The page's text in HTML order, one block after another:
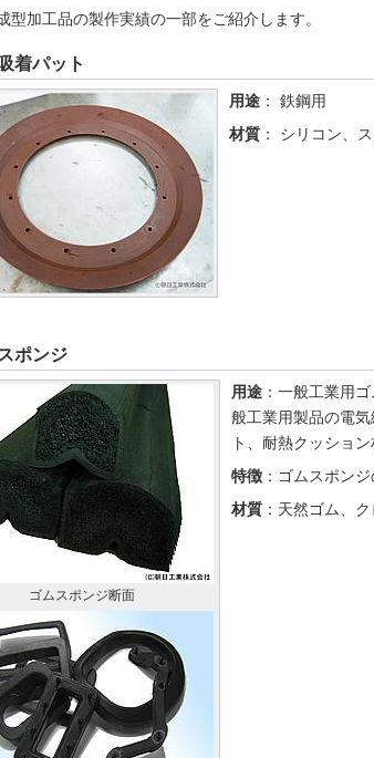
型加工品の製作実績の一部をご紹介します。
着パット
用途 ： 鉄鋼用
材質 ： シリコン、
ポンジ
ゴムスポンジ断面
用途 ：一般工業用
般工業用製品の電
ト、耐熱クッショ
特徴 ：ゴムスポン
材質 ：天然ゴム、